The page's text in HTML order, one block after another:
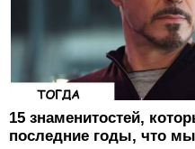
15 знаменитостей,
последние годы, что